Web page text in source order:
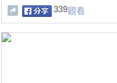
339觀看